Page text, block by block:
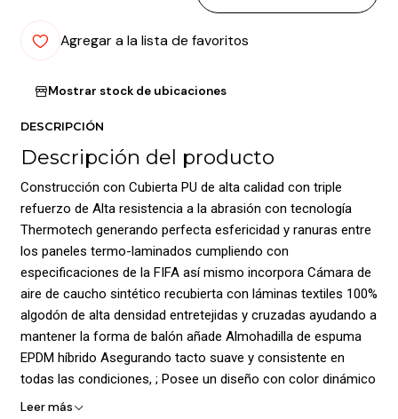
Agregar a la lista de favoritos
Mostrar stock de ubicaciones
DESCRIPCIÓN
Descripción del producto
Construcción con Cubierta PU de alta calidad con triple
refuerzo de Alta resistencia a la abrasión con tecnología
Thermotech generando perfecta esfericidad y ranuras entre
los paneles termo-laminados cumpliendo con
especificaciones de la FIFA así mismo incorpora Cámara de
aire de caucho sintético recubierta con láminas textiles 100%
algodón de alta densidad entretejidas y cruzadas ayudando a
mantener la forma de balón añade Almohadilla de espuma
EPDM híbrido Asegurando tacto suave y consistente en
todas las condiciones, ; Posee un diseño con color dinámico
de base y añadidos que hacen contraste ayudando a tener
Leer más